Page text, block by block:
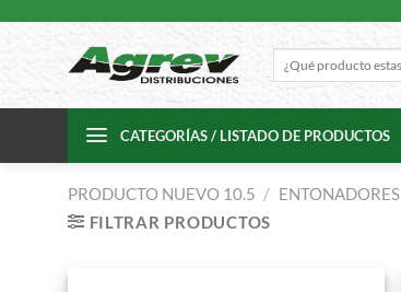
por:
CATEGORÍAS / LISTADO DE PRODUCTOS
PRODUCTO NUEVO 10.5 / ENTONADORES
FILTRAR PRODUCTOS